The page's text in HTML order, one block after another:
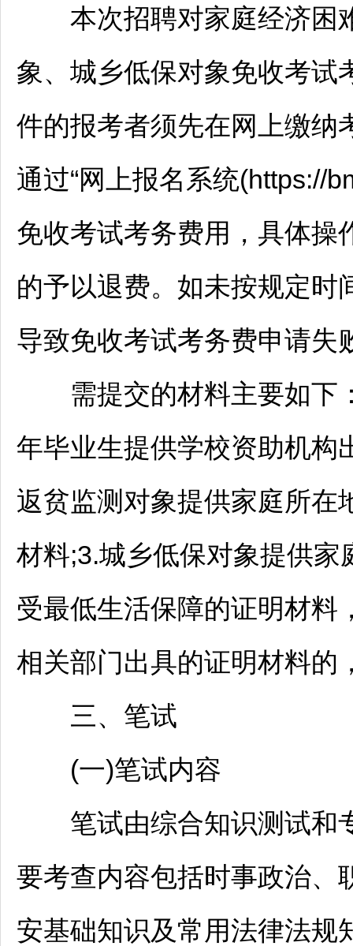
本次招聘对家庭经济困
象、城乡低保对象免收考试
件的报考者须先在网上缴纳
通过“网上报名系统(https://
免收考试考务费用，具体操
的予以退费。如未按规定时
导致免收考试考务费申请失
需提交的材料主要如下
年毕业生提供学校资助机构
返贫监测对象提供家庭所在
材料;3.城乡低保对象提供
受最低生活保障的证明材料
相关部门出具的证明材料的
三、笔试
(一)笔试内容
笔试由综合知识测试和
要考查内容包括时事政治、
安基础知识及常用法律法规